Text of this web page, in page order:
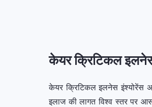
केयर क्रिटिकल
केयर क्रिटिकल इलनेस इंश्योरेंस
इलाज की लागत विश्व स्तर पर